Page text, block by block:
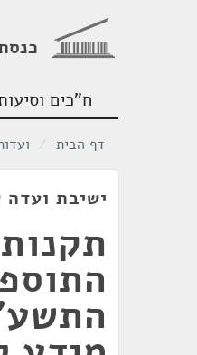
ח"כים
דף הבית /
ישיבת ועדה של